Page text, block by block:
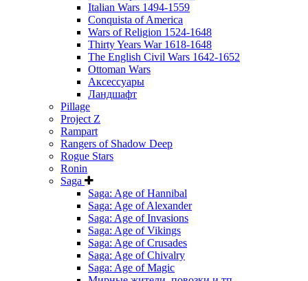
Italian Wars 1494-1559
Conquista of America
Wars of Religion 1524-1648
Thirty Years War 1618-1648
The English Civil Wars 1642-1652
Ottoman Wars
Аксессуары
Ландшафт
Pillage
Project Z
Rampart
Rangers of Shadow Deep
Rogue Stars
Ronin
Saga
Saga: Age of Hannibal
Saga: Age of Alexander
Saga: Age of Invasions
Saga: Age of Vikings
Saga: Age of Crusades
Saga: Age of Chivalry
Saga: Age of Magic